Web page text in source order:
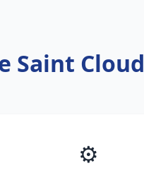
Saint Cloud
⚙️